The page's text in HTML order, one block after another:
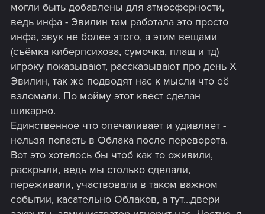
могли быть добавлены для атмосферности,
ведь инфа - Эвилин там работала это просто
инфа, звук не более этого, а этим вещами
(съёмка киберпсихоза, сумочка, плащ и тд)
игроку показывают, рассказывают про день Х
Эвилин, так же подводят нас к мысли что её
взломали. По мойму этот квест сделан
шикарно.
Единственное что опечаливает и удивляет -
нельзя попасть в Облака после переворота.
Вот это хотелось бы чтоб как то оживили,
раскрыли, ведь мы столько сделали,
переживали, участвовали в таком важном
событии, касательно Облаков, а тут...двери